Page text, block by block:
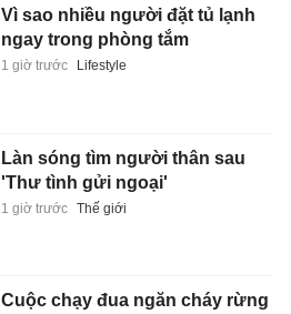
Vì sao nhiều người đặt tủ lạnh
ngay trong phòng tắm
1 giờ trước Lifestyle
Làn sóng tìm người thân sau
'Thư tình gửi ngoại'
1 giờ trước Thế giới
Cuộc chạy đua ngăn cháy rừng